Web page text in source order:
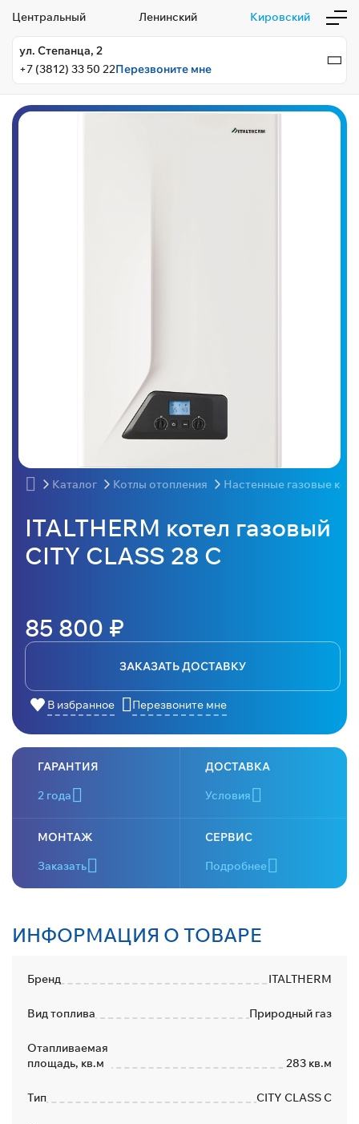
Центральный Ленинский Кировский
ул. Степанца, 2
+7 (3812) 33 50 22Перезвоните мне
Каталог Котлы отопления Настенные газовые
ITALTHERM котел газовый
CITY CLASS 28 C
85 800 ₽
ЗАКАЗАТЬ ДОСТАВКУ
В избранное Перезвоните мне
ГАРАНТИЯ
2 года
ДОСТАВКА
Условия
МОНТАЖ
Заказать
СЕРВИС
Подробнее
ИНФОРМАЦИЯ О ТОВАРЕ
Бренд ITALTHERM
Вид топлива Природный газ
Отапливаемая
площадь, кв.м
283 кв.м
Тип CITY CLASS C